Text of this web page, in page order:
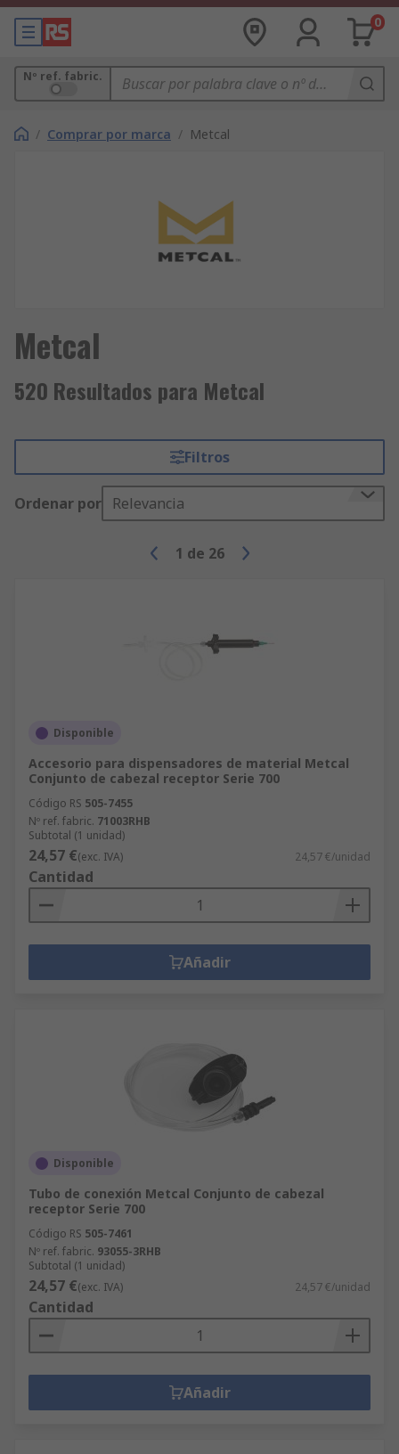
0
Nº ref. fabric.
/ Comprar por marca / Metcal
Metcal
520 Resultados para Metcal
Filtros
Ordenar por Relevancia
1 de 26
Disponible
Accesorio para dispensadores de material Metcal
Conjunto de cabezal receptor Serie 700
Código RS 505-7455
Nº ref. fabric. 71003RHB
Subtotal (1 unidad)
24,57 €(exc. IVA) 24,57 €/unidad
Cantidad
Añadir
Disponible
Tubo de conexión Metcal Conjunto de cabezal
receptor Serie 700
Código RS 505-7461
Nº ref. fabric. 93055-3RHB
Subtotal (1 unidad)
24,57 €(exc. IVA) 24,57 €/unidad
Cantidad
Añadir